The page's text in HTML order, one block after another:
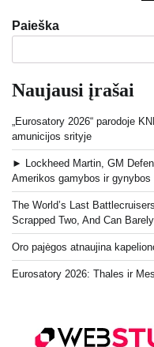
puslapiavimas
Paieška
Naujausi įrašai
„Eurosatory 2026“ parodoje
amunicijos srityje
► Lockheed Martin, GM
Amerikos gamybos ir gynybos
The World’s Last
Scrapped Two, And Can
Oro pajėgos atnaujina
Eurosatory 2026: Thales ir